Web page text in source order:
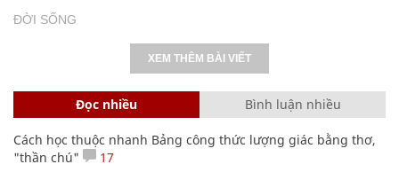
ĐỜI SỐNG
XEM THÊM BÀI VIẾT
Đọc nhiều Bình luận nhiều
Cách học thuộc nhanh Bảng công thức lượng giác bằng thơ,
"thần chú"
17